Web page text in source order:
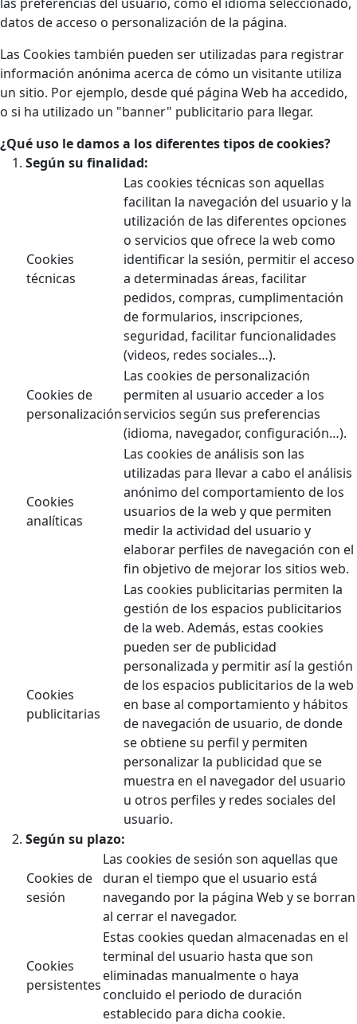
datos de acceso o personalización de la página.
Las Cookies también pueden ser utilizadas para registrar
información anónima acerca de cómo un visitante utiliza
un sitio. Por ejemplo, desde qué página Web ha accedido,
o si ha utilizado un "banner" publicitario para llegar.
¿Qué uso le damos a los diferentes tipos de cookies?
Según su finalidad:
Cookies
técnicas
Las cookies técnicas son aquellas
facilitan la navegación del usuario y la
utilización de las diferentes opciones
o servicios que ofrece la web como
identificar la sesión, permitir el acceso
a determinadas áreas, facilitar
pedidos, compras, cumplimentación
de formularios, inscripciones,
seguridad, facilitar funcionalidades
(videos, redes sociales…).
Cookies de
personalización
Las cookies de personalización
permiten al usuario acceder a los
servicios según sus preferencias
(idioma, navegador, configuración…).
Cookies
analíticas
Las cookies de análisis son las
utilizadas para llevar a cabo el análisis
anónimo del comportamiento de los
usuarios de la web y que permiten
medir la actividad del usuario y
elaborar perfiles de navegación con el
fin objetivo de mejorar los sitios web.
Cookies
publicitarias
Las cookies publicitarias permiten la
gestión de los espacios publicitarios
de la web. Además, estas cookies
pueden ser de publicidad
personalizada y permitir así la gestión
de los espacios publicitarios de la web
en base al comportamiento y hábitos
de navegación de usuario, de donde
se obtiene su perfil y permiten
personalizar la publicidad que se
muestra en el navegador del usuario
u otros perfiles y redes sociales del
usuario.
Según su plazo:
Cookies de
sesión
Las cookies de sesión son aquellas que
duran el tiempo que el usuario está
navegando por la página Web y se borran
al cerrar el navegador.
Cookies
persistentes
Estas cookies quedan almacenadas en el
terminal del usuario hasta que son
eliminadas manualmente o haya
concluido el periodo de duración
establecido para dicha cookie.